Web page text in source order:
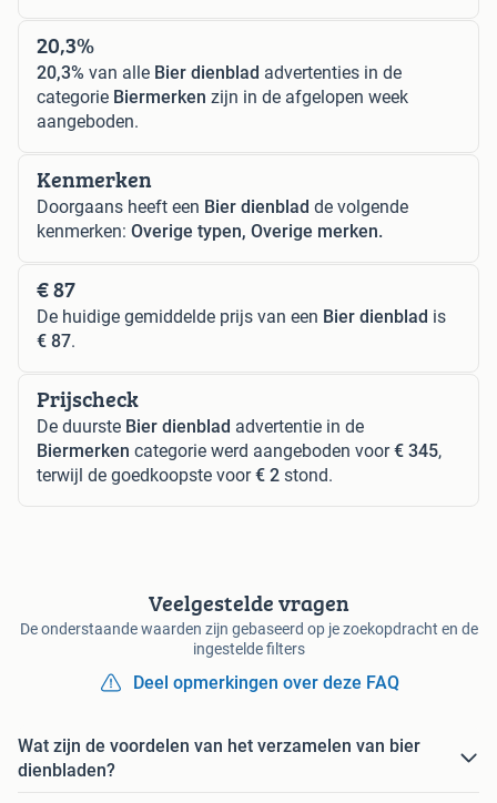
20,3%
20,3% van alle Bier dienblad advertenties in de
categorie Biermerken zijn in de afgelopen week
aangeboden.
Kenmerken
Doorgaans heeft een Bier dienblad de volgende
kenmerken: Overige typen, Overige merken.
€ 87
De huidige gemiddelde prijs van een Bier dienblad is
€ 87.
Prijscheck
De duurste Bier dienblad advertentie in de
Biermerken categorie werd aangeboden voor€ 345,
terwijl de goedkoopste voor€ 2 stond.
Veelgestelde vragen
De onderstaande waarden zijn gebaseerd op je zoekopdracht en de
ingestelde filters
Deel opmerkingen over deze FAQ
Wat zijn de voordelen van het verzamelen van bier
dienbladen?